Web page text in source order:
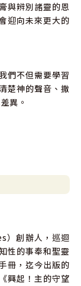
與辨別諸靈的恩
迎向未來更大的
們不但需要學習
楚神的聲音、撒
異。
？這本書不僅
身體的教戰手
行長、台北靈糧
）創辦人，巡迴
性的事奉和聖靈
冊，迄今出版的
興起！主的守望